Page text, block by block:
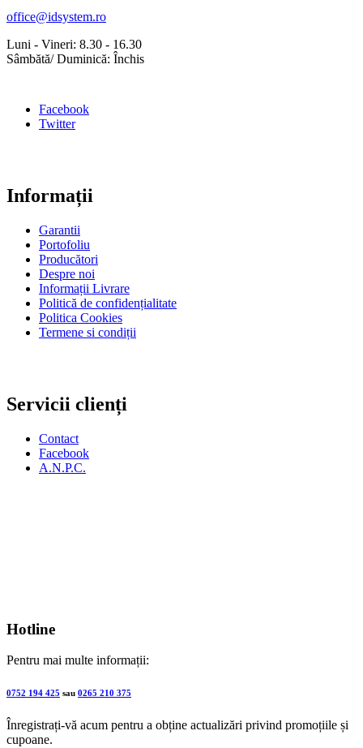
office@idsystem.ro
Luni - Vineri: 8.30 - 16.30
Sâmbătă/ Duminică: Închis
Facebook
Twitter
Informații
Garantii
Portofoliu
Producători
Despre noi
Informații Livrare
Politică de confidențialitate
Politica Cookies
Termene si condiții
Servicii clienți
Contact
Facebook
A.N.P.C.
Hotline
Pentru mai multe informații:
0752 194 425 sau 0265 210 375
Înregistrați-vă acum pentru a obține actualizări privind promoțiile și
cupoane.